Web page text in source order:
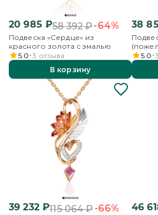
20 985 ₽58 392₽-64%
Подвеска «Сердце» из
красного золота с эмалью
5.0 3 отзыва
В корзину
38
5.0 3
39 232₽115 064₽-66% 46